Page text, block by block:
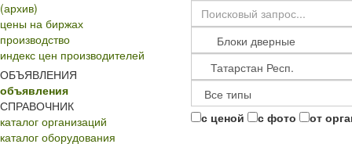
(архив)
цены на биржах
производство
индекс цен производителей
ОБЪЯВЛЕНИЯ
объявления
СПРАВОЧНИК
каталог организаций
каталог оборудования
с ценой с фото от